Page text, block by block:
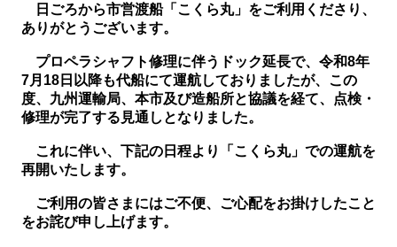
日ごろから市営渡船「こくら丸」をご利用くださり、
ありがとうございます。
プロペラシャフト修理に伴うドック延長で、令和8年
7月18日以降も代船にて運航しておりましたが、この
度、九州運輸局、本市及び造船所と協議を経て、点検・
修理が完了する見通しとなりました。
これに伴い、下記の日程より「こくら丸」での運航を
再開いたします。
ご利用の皆さまにはご不便、ご心配をお掛けしたこと
をお詫び申し上げます。